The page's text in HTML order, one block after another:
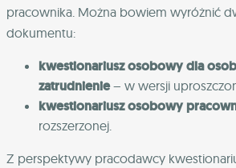
pracownika. Można bowiem wyróżnić
dokumentu:
kwestionariusz osobowy dla
zatrudnienie– w wersji
kwestionariusz osobowy
rozszerzonej.
Z perspektywy pracodawcy